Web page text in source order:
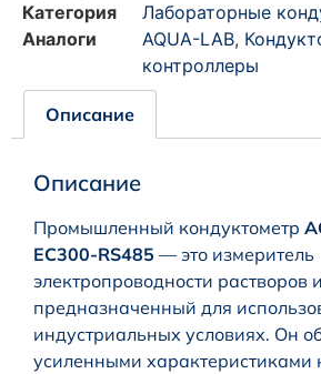
Категория
Лабораторные
Аналоги
AQUA-LAB,
контроллеры
Описание
Описание
Промышленный кондуктометр
EC300-RS485 — это измеритель
электропроводности растворов
предназначенный для
индустриальных условиях. Он
усиленными характеристиками